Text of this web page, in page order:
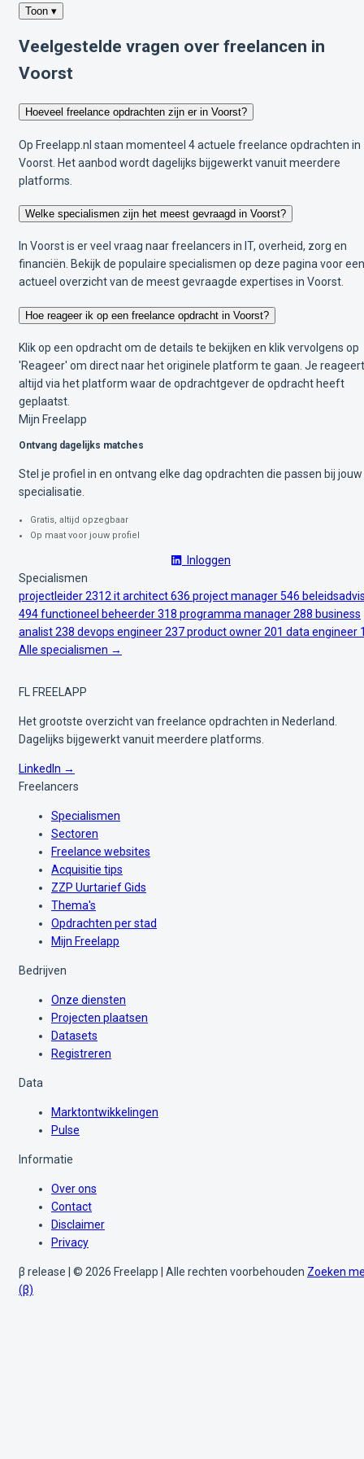
Toon ▾
Veelgestelde vragen over freelancen in
Voorst
Hoeveel freelance opdrachten zijn er in Voorst?
Op Freelapp.nl staan momenteel 4 actuele freelance opdrachten in
Voorst. Het aanbod wordt dagelijks bijgewerkt vanuit meerdere
platforms.
Welke specialismen zijn het meest gevraagd in Voorst?
In Voorst is er veel vraag naar freelancers in IT, overheid, zorg en
financiën. Bekijk de populaire specialismen op deze pagina voor een
actueel overzicht van de meest gevraagde expertises in Voorst.
Hoe reageer ik op een freelance opdracht in Voorst?
Klik op een opdracht om de details te bekijken en klik vervolgens op
'Reageer' om direct naar het originele platform te gaan. Je reageert
altijd via het platform waar de opdrachtgever de opdracht heeft
geplaatst.
Mijn Freelapp
Ontvang dagelijks matches
Stel je profiel in en ontvang elke dag opdrachten die passen bij jouw
specialisatie.
Gratis, altijd opzegbaar
Op maat voor jouw profiel
Inloggen
Specialismen
projectleider2312it architect636 project manager546
494functioneel beheerder318 programma manager288 business
analist238 devops engineer237product owner201 data engineer
Alle specialismen →
FL FREELAPP
Het grootste overzicht van freelance opdrachten in Nederland.
Dagelijks bijgewerkt vanuit meerdere platforms.
LinkedIn →
Freelancers
Specialismen
Sectoren
Freelance websites
Acquisitie tips
ZZP Uurtarief Gids
Thema's
Opdrachten per stad
Mijn Freelapp
Bedrijven
Onze diensten
Projecten plaatsen
Datasets
Registreren
Data
Marktontwikkelingen
Pulse
Informatie
Over ons
Contact
Disclaimer
Privacy
β release | © 2026 Freelapp | Alle rechten voorbehouden Zoeken
(β)